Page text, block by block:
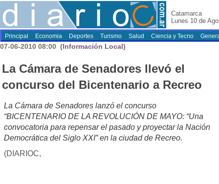
Catamarca
Lunes 10 de
Principal Economia Deportes Turismo Salud Ciencia y Tecno
07-06-2010 08:00 (Información Local)
La Cámara de Senadores llevó el
concurso del Bicentenario a Recreo
La Cámara de Senadores lanzó el concurso
“BICENTENARIO DE LA REVOLUCIÓN DE MAYO: “Una
convocatoria para repensar el pasado y proyectar la Nación
Democrática del Siglo XXI” en la ciudad de Recreo.
(DIARIOC,